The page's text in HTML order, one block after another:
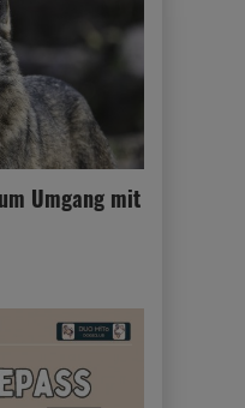
Umgang mit